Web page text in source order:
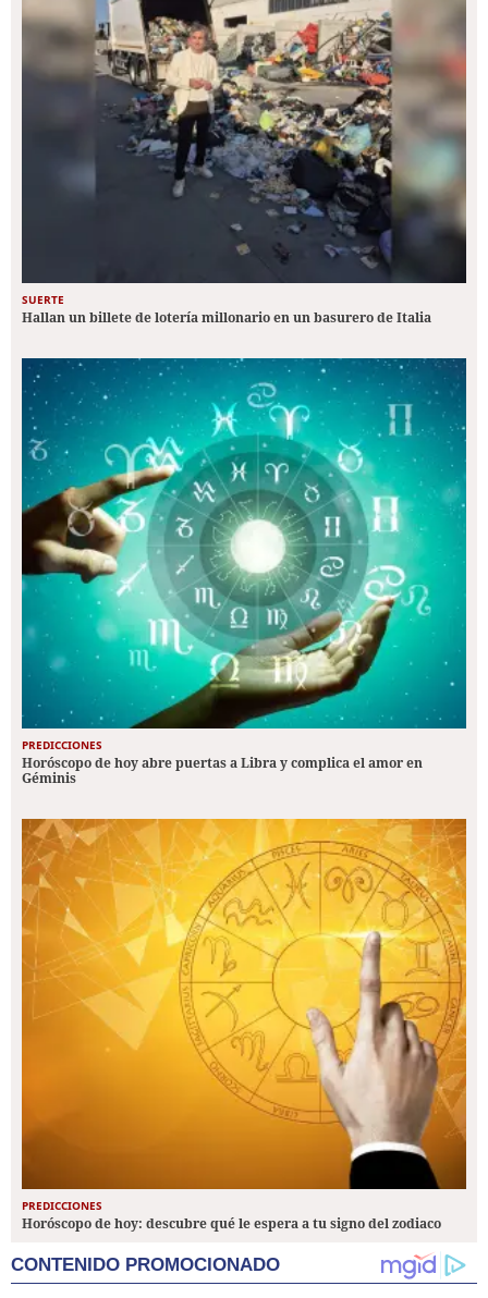
SUERTE
Hallan un billete de lotería millonario en un basurero de Italia
PREDICCIONES
Horóscopo de hoy abre puertas a Libra y complica el amor en
Géminis
PREDICCIONES
Horóscopo de hoy: descubre qué le espera a tu signo del zodiaco
CONTENIDO PROMOCIONADO